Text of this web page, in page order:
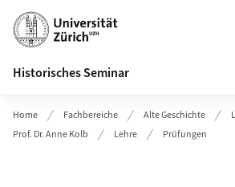
Header
Historisches Seminar
Home Fachbereiche Alte Geschichte
Prof. Dr. Anne Kolb
Lehre Prüfungen